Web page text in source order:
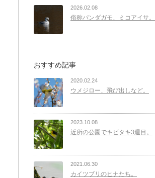
2026.02.08
俗称パンダガモ、ミコアイサ。
おすすめ記事
2020.02.24
ウメジロー、飛び出しなど。
2023.10.08
近所の公園でキビタキ3週目。
2021.06.30
カイツブリのヒナたち。